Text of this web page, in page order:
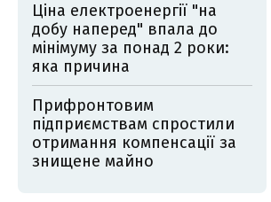
Ціна електроенергії "на
добу наперед" впала до
мінімуму за понад 2 роки:
яка причина
Прифронтовим
підприємствам спростили
отримання компенсації за
знищене майно